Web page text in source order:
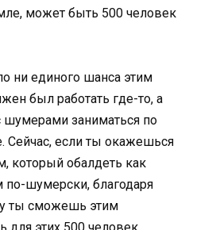
может быть 500 человек
ни единого шанса этим
был работать где-то, а
шумерами заниматься по
Сейчас, если ты окажешься
который обалдеть как
шумерски, благодаря
ты сможешь этим